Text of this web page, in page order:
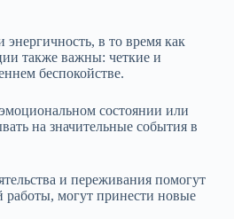
в то время как
также важны: четкие и
беспокойстве.
состоянии или
на значительные события в
и переживания помогут
работы, могут принести новые